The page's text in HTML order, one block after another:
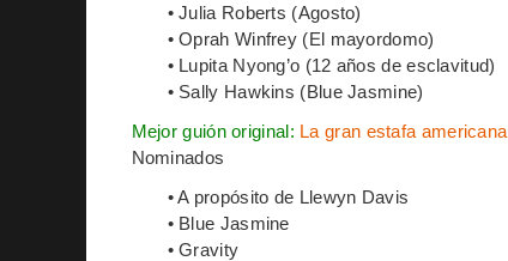
• Julia Roberts (Agosto)
• Oprah Winfrey (El mayordomo)
• Lupita Nyong’o (12 años de esclavitud)
• Sally Hawkins (Blue Jasmine)
Mejor guión original: La gran estafa americana
Nominados
• A propósito de Llewyn Davis
• Blue Jasmine
• Gravity